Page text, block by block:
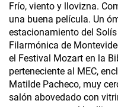
Frío, viento y llovizna.
una buena película. Un
estacionamiento del
Filarmónica de
el Festival Mozart en la
perteneciente al MEC,
Matilde Pacheco, muy
salón abovedado con